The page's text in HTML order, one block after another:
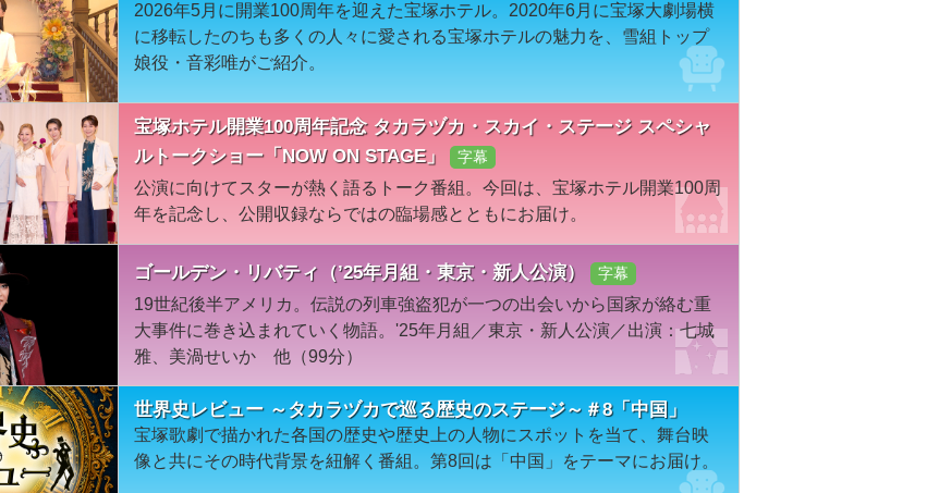
2026年5月に開業100周年を迎えた宝塚ホテル。2020年6月に宝塚大劇場横
に移転したのちも多くの人々に愛される宝塚ホテルの魅力を、雪組トップ
娘役・音彩唯がご紹介。
宝塚ホテル開業100周年記念 タカラヅカ・スカイ・ステージ スペシャ
ルトークショー「NOW ON STAGE」
字幕
公演に向けてスターが熱く語るトーク番組。今回は、宝塚ホテル開業100周
年を記念し、公開収録ならではの臨場感とともにお届け。
ゴールデン・リバティ（’25年月組・東京・新人公演） 字幕
19世紀後半アメリカ。伝説の列車強盗犯が一つの出会いから国家が絡む重
大事件に巻き込まれていく物語。'25年月組／東京・新人公演／出演：七城
雅、美渦せいか 他（99分）
世界史レビュー ～タカラヅカで巡る歴史のステージ～＃8「中国」
宝塚歌劇で描かれた各国の歴史や歴史上の人物にスポットを当て、舞台映
像と共にその時代背景を紐解く番組。第8回は「中国」をテーマにお届け。